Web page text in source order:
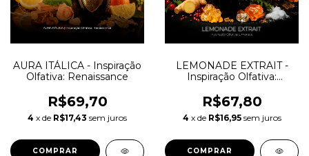
AURA ITÁLICA - Inspiração
Olfativa: Renaissance
R$69,70
4 x de R$17,43 sem juros
COMPRAR
LEMONADE EXTRAIT -
Inspiração Olfativa:
R$67,80
4 x de R$16,95 sem juros
COMPRAR